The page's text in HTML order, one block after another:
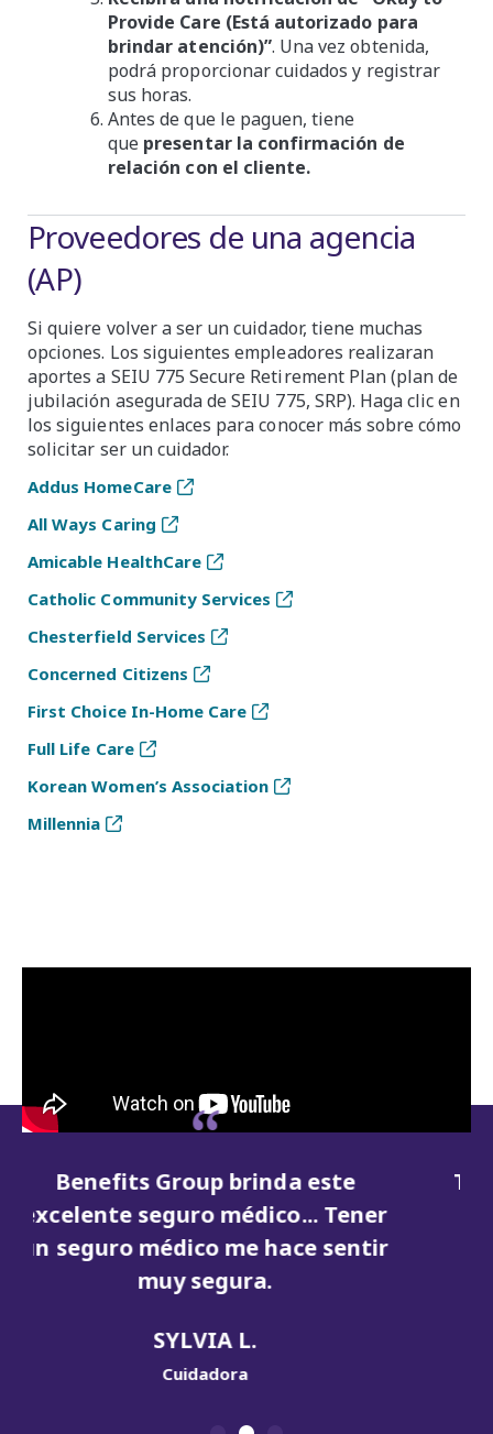
Provide Care (Está autorizado para
brindar atención)”. Una vez obtenida,
podrá proporcionar cuidados y registrar
sus horas.
Antes de que le paguen, tiene
que presentar la confirmación de
relación con el cliente.
Proveedores de una agencia
(AP)
Si quiere volver a ser un cuidador, tiene muchas
opciones. Los siguientes empleadores realizaran
aportes a SEIU 775 Secure Retirement Plan (plan de
jubilación asegurada de SEIU 775, SRP). Haga clic en
los siguientes enlaces para conocer más sobre cómo
solicitar ser un cuidador.
Addus HomeCare
All Ways Caring
Amicable HealthCare
Catholic Community Services
Chesterfield Services
Concerned Citizens
First Choice In-Home Care
Full Life Care
Korean Women’s Association
Millennia
Tener una jubilación asegurada es
lo que transforma la atención
domiciliaria de un trabajo en una
carrera.
MELISSAH W.
Cuidadora